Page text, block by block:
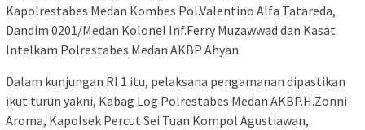
Kapolrestabes Medan Kombes Pol.Valentino Alfa Tatareda,
Dandim 0201/Medan Kolonel Inf.Ferry Muzawwad dan Kasat
Intelkam Polrestabes Medan AKBP Ahyan.
Dalam kunjungan RI 1 itu, pelaksana pengamanan dipastikan
ikut turun yakni, Kabag Log Polrestabes Medan AKBP.H.Zonni
Aroma, Kapolsek Percut Sei Tuan Kompol Agustiawan,